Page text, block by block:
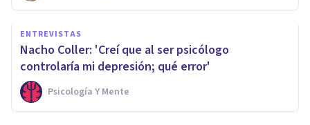
ENTREVISTAS
Nacho Coller: 'Creí que al ser psicólogo
controlaría mi depresión; qué error'
Psicología Y Mente